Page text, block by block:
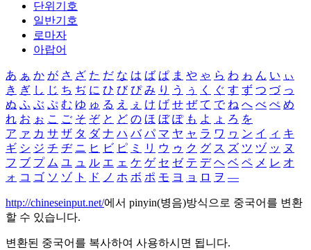
단위기호
일반기호
로마자
아랍어
あ ぁ か が さ ざ た だ な は ば ぱ ま や ゃ ら わ ゎ ん い ぃ
き ぎ し じ ち ぢ に ひ び ぴ み り う ぅ く ぐ す ず つ づ っ
ぬ ふ ぶ ぷ む ゆ ゅ る え ぇ け げ せ ぜ て で ね へ べ ぺ め
れ お ぉ こ ご そ ぞ と ど の ほ ぼ ぽ も よ ょ ろ を
ア ァ カ サ ザ タ ダ ナ ハ バ パ マ ヤ ャ ラ ワ ヮ ン イ ィ キ
ギ シ ジ チ ヂ ニ ヒ ビ ピ ミ リ ウ ゥ ク グ ス ズ ツ ヅ ッ ヌ
フ ブ プ ム ユ ュ ル エ ェ ケ ゲ セ ゼ テ デ ヘ ベ ペ メ レ オ
ォ コ ゴ ソ ゾ ト ド ノ ホ ボ ポ モ ヨ ョ ロ ヲ ―
http://chineseinput.net/에서 pinyin(병음)방식으로 중국어를 변환
할 수 있습니다.
변환된 중국어를 복사하여 사용하시면 됩니다.